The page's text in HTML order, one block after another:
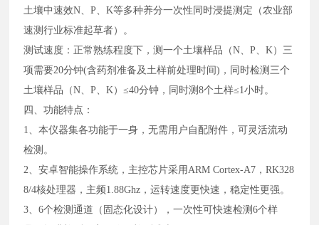
土壤中速效N、P、K等多种养分一次性同时浸提测定（农业部
速测行业标准起草者）。
测试速度：正常熟练程度下，测一个土壤样品（N、P、K）三
项需要20分钟(含药剂准备及土样前处理时间)，同时检测三个
土壤样品（N、P、K）≤40分钟，同时测8个土样≤1小时。
四、功能特点：
1、本仪器集各功能于一身，无需用户自配附件，可灵活流动
检测。
2、安卓智能操作系统，主控芯片采用ARM Cortex-A7，RK328
8/4核处理器，主频1.88Ghz，运转速度更快速，稳定性更强。
3、6个检测通道（固态化设计），一次性可快速检测6个样